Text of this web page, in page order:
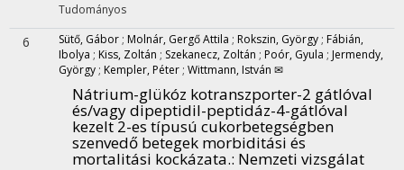
Tudományos
6 Sütő, Gábor ; Molnár, Gergő Attila ; Rokszin, György ; Fábián,
Ibolya ; Kiss, Zoltán ; Szekanecz, Zoltán ; Poór, Gyula ; Jermendy,
György ; Kempler, Péter ; Wittmann, István ✉
Nátrium-glükóz kotranszporter-2 gátlóval
és/vagy dipeptidil-peptidáz-4-gátlóval
kezelt 2-es típusú cukorbetegségben
szenvedő betegek morbiditási és
mortalitási kockázata.: Nemzeti vizsgálat